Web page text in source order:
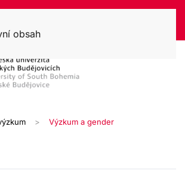
obsah
Výzkum a gender